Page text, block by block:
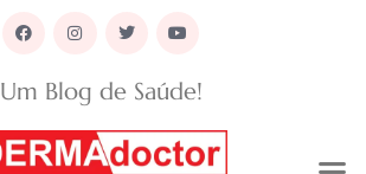
Um Blog de Saúde!